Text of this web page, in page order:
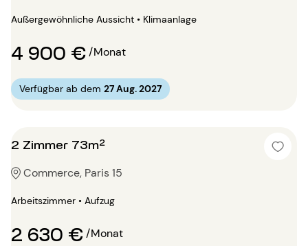
Außergewöhnliche Aussicht • Klimaanlage
4 900 €/Monat
Verfügbar ab dem 27 Aug. 2027
2 Zimmer 73m²
Commerce, Paris 15
Arbeitszimmer • Aufzug
2 630 €/Monat